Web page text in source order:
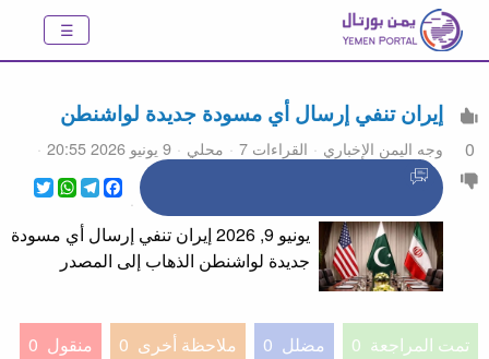
0
إيران تنفي إرسال أي مسودة جديدة لواشنطن
وجه اليمن الإخباري القراءات 7 محلي
9 يونيو 2026 20:55
Twitter
WhatsApp
Telegram
Facebook
يونيو 9, 2026 إيران تنفي إرسال أي مسودة
جديدة لواشنطن الذهاب إلى المصدر
تمت المراجعة 0 مضلل 0 ملاحظة أخرى 0 منقول 0